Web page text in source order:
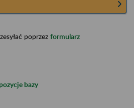
poprzez formularz
bazy